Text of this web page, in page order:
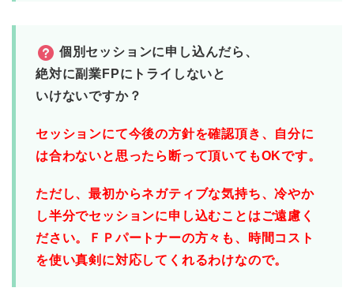
個別セッションに申し込んだら、
絶対に副業FPにトライしないと
いけないですか？
セッションにて今後の方針を確認頂き、 自分に
は合わないと思ったら 断って頂いてもOKです。
ただし、最初からネガティブな気持ち、冷やか
し半分でセッションに申し込むことはご遠慮く
ださい。
ＦＰパートナーの方々も、
時間コスト
を使い真剣に対応してくれるわけなので。